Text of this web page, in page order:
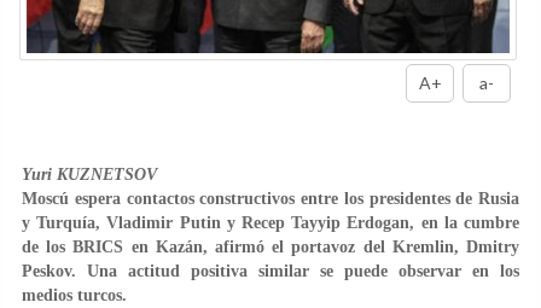
A+ a-
Yuri KUZNETSOV
Moscú espera contactos constructivos entre los presidentes de Rusia
y Turquía, Vladimir Putin y Recep Tayyip Erdogan, en la cumbre
de los BRICS en Kazán, afirmó el portavoz del Kremlin, Dmitry
Peskov. Una actitud positiva similar se puede observar en los
medios turcos.